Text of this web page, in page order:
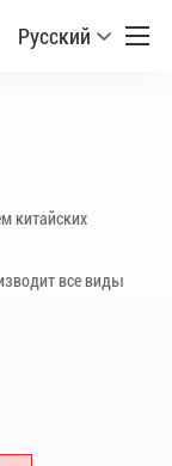
Русский
китайских
все виды